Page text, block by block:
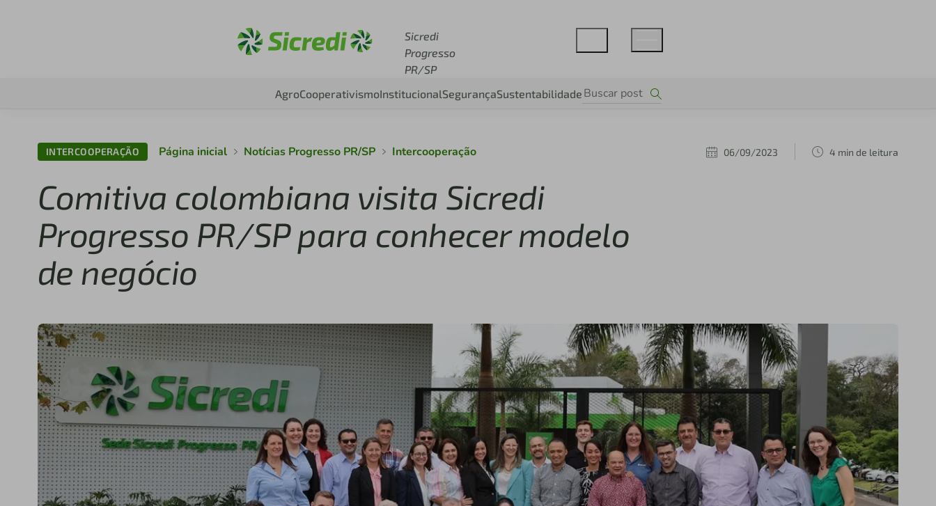
Sicredi
Progresso
PR/SP
AgroCooperativismoInstitucionalSegurançaSustentabilidade
INTERCOOPERAÇÃO Página inicial Notícias Progresso PR/SP Intercooperação 06/09/2023 4 min de leitura
Comitiva colombiana visita Sicredi
Progresso PR/SP para conhecer modelo
de negócio